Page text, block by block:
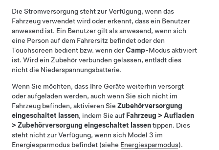
Die Stromversorgung steht zur Verfügung, wenn das
Fahrzeug verwendet wird oder erkennt, dass ein Benutzer
anwesend ist. Ein Benutzer gilt als anwesend, wenn sich
eine Person auf dem Fahrersitz befindet oder den
Touchscreen bedient bzw. wenn derCamp-Modus aktiviert
ist. Wird ein Zubehör verbunden gelassen, entlädt dies
nicht die Niederspannungsbatterie.
Wenn Sie möchten, dass Ihre Geräte weiterhin versorgt
oder aufgeladen werden, auch wenn Sie sich nicht im
Fahrzeug befinden, aktivieren Sie Zubehörversorgung
eingeschaltet lassen, indem Sie auf Fahrzeug > Aufladen
> Zubehörversorgung eingeschaltet lassentippen. Dies
steht nicht zur Verfügung, wenn sich Model 3 im
Energiesparmodus befindet (siehe Energiesparmodus).